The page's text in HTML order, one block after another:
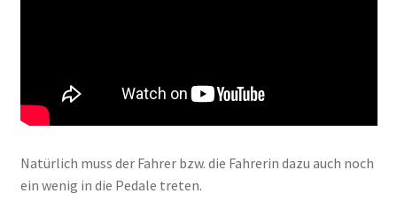
Natürlich muss der Fahrer bzw. die Fahrerin dazu auch noch
ein wenig in die Pedale treten.